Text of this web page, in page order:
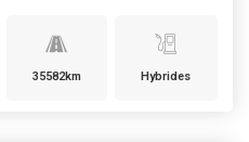
35582km Hybrides